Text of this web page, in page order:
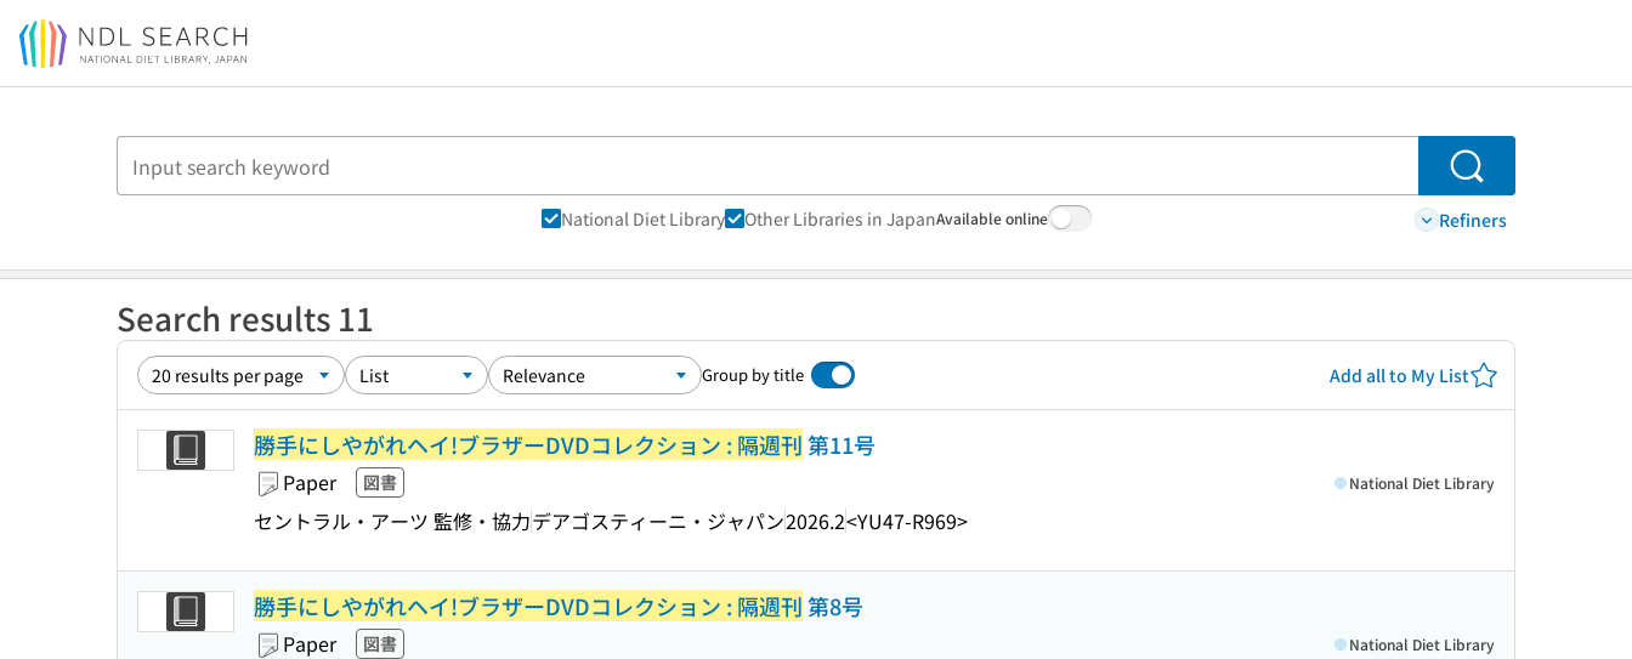
Jump to main content
Search
National Diet Library Other Libraries in JapanAvailable online Refiners
Search results 11
Group by title Add all to My List
勝手にしやがれヘイ!ブラザーDVDコレクション : 隔週刊第11号
Paper 図書
セントラル・アーツ 監修・協力デアゴスティーニ・ジャパン2026.2<YU47-R969>
National Diet Library
勝手にしやがれヘイ!ブラザーDVDコレクション : 隔週刊第8号
Paper 図書 National Diet Library